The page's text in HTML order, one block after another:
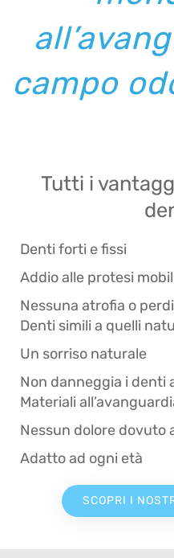
campo
Tutti i
Denti forti e fissi
Addio alle protesi
Nessuna atrofia o
Denti simili a quelli
Un sorriso naturale
Non danneggia i denti
Materiali
Nessun dolore dovuto
Adatto ad ogni età
SCOPRI I